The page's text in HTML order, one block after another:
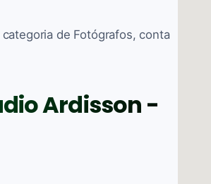
de Fotógrafos, conta
Ardisson -